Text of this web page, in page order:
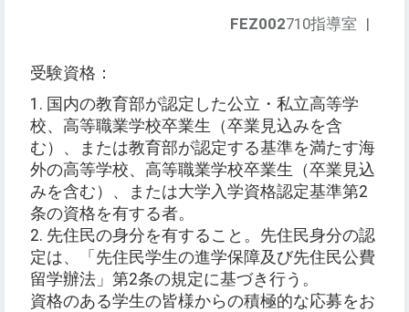
FEZ002710指導室 |
受験資格：
1. 国内の教育部が認定した公立・私立高等学
校、高等職業学校卒業生（卒業見込みを含
む）、または教育部が認定する基準を満たす海
外の高等学校、高等職業学校卒業生（卒業見込
みを含む）、または大学入学資格認定基準第2
条の資格を有する者。
2. 先住民の身分を有すること。先住民身分の認
定は、「先住民学生の進学保障及び先住民公費
留学辦法」第2条の規定に基づき行う。
資格のある学生の皆様からの積極的な応募をお